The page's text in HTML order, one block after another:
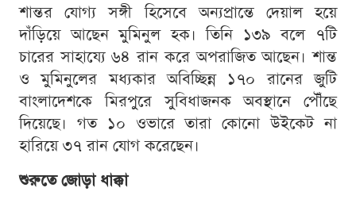
শান্তর যোগ্য সঙ্গী হিসেবে অন্যপ্রান্তে দেয়াল হয়ে
দাঁড়িয়ে আছেন মুমিনুল হক। তিনি ১৩৯ বলে ৭টি
চারের সাহায্যে ৬৪ রান করে অপরাজিত আছেন। শান্ত
ও মুমিনুলের মধ্যকার অবিচ্ছিন্ন ১৭০ রানের জুটি
বাংলাদেশকে মিরপুরে সুবিধাজনক অবস্থানে পৌঁছে
দিয়েছে। গত ১০ ওভারে তারা কোনো উইকেট না
হারিয়ে ৩৭ রান যোগ করেছেন।
শুরুতে জোড়া ধাক্কা